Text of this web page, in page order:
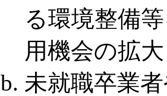
る環境整備
用機会の拡大
未就職卒業